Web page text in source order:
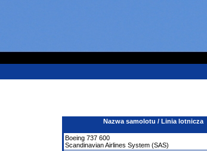
Nazwa samolotu / Linia lotnicza
Boeing 737 600
Scandinavian Airlines System (SAS)